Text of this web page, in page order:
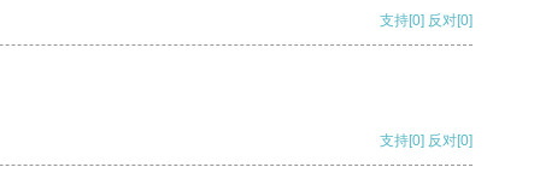
支持[0] 反对[0]
支持[0] 反对[0]